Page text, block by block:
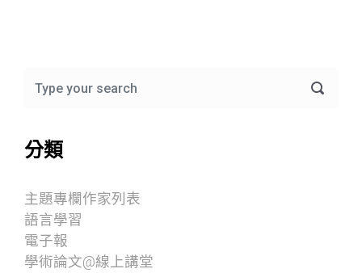
分類
主題專欄作家列表
語言學習
電子報
學術論文@線上講堂